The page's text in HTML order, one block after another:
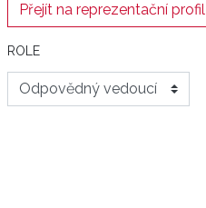
Přejít na reprezentační profil
ROLE